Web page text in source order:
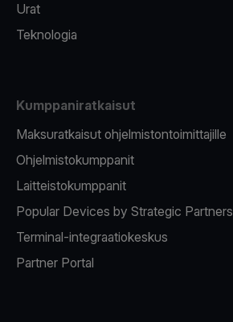
Urat
Teknologia
Kumppaniratkaisut
Maksuratkaisut ohjelmistontoimittajille
Ohjelmistokumppanit
Laitteistokumppanit
Popular Devices by Strategic Partners
Terminal-integraatiokeskus
Partner Portal